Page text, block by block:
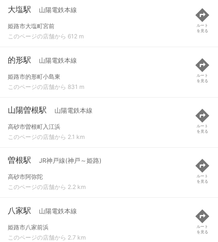
大塩駅 山陽電鉄本線
姫路市大塩町宮前
このページの店舗から 612 m
ルート
を見る
的形駅 山陽電鉄本線
姫路市的形町小島東
このページの店舗から 831 m
ルート
を見る
山陽曽根駅 山陽電鉄本線
高砂市曽根町入江浜
このページの店舗から 2.1 km
ルート
を見る
曽根駅 JR神戸線(神戸～姫路)
高砂市阿弥陀
このページの店舗から 2.2 km
ルート
を見る
八家駅 山陽電鉄本線
姫路市八家前浜
このページの店舗から 2.7 km
ルート
を見る